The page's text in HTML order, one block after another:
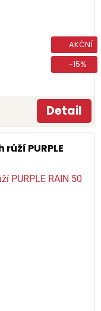
AKČNÍ
-15%
Detail
PURPLE